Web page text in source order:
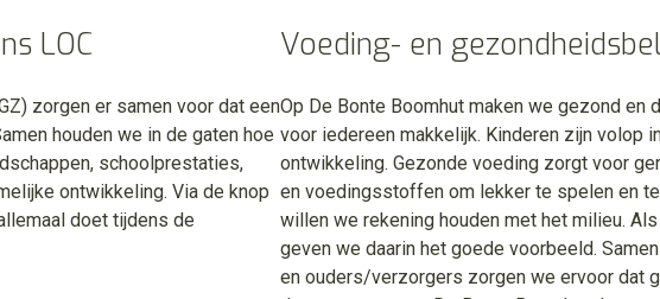
LOC Voeding- en
zorgen er samen voor dat een
houden we in de gaten hoe
schoolprestaties,
ontwikkeling. Via de knop
doet tijdens de
Op De Bonte Boomhut maken we gezond en
voor iedereen makkelijk. Kinderen zijn volop
ontwikkeling. Gezonde voeding zorgt voor
en voedingsstoffen om lekker te spelen en
willen we rekening houden met het milieu.
geven we daarin het goede voorbeeld.
en ouders/verzorgers zorgen we ervoor dat